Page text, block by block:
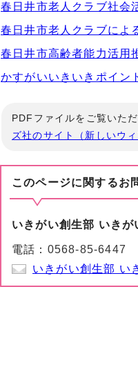
春日井市老人クラブ社会
春日井市老人クラブによ
春日井市高齢者能力活用
かすがいいきいきポイン
PDFファイルをご覧いた
ズ社のサイト（新しいウ
このページに関するお
いきがい創生部 いきが
電話： 0568-85-6447
いきがい創生部 い